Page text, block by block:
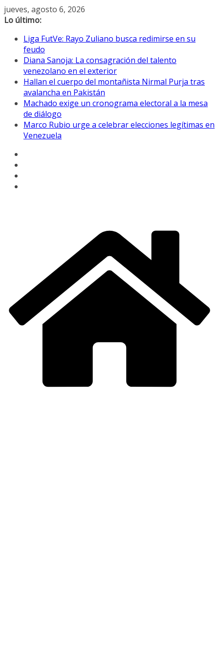
Saltar
al
jueves, agosto 6, 2026
Lo último:
Liga FutVe: Rayo Zuliano busca redimirse en su
feudo
Diana Sanoja: La consagración del talento
venezolano en el exterior
Hallan el cuerpo del montañista Nirmal Purja tras
avalancha en Pakistán
Machado exige un cronograma electoral a la mesa
de diálogo
Marco Rubio urge a celebrar elecciones legítimas en
Venezuela